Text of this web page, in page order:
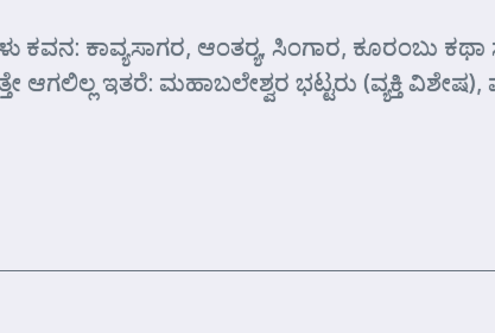
ಕವನ: ಕಾವ್ಯಸಾಗರ, ಆಂತರ್‍ಯ, ಸಿಂಗಾರ, ಕೂರಂಬು
ಆಗಲಿಲ್ಲ ಇತರೆ: ಮಹಾಬಲೇಶ್ವರ ಭಟ್ಟರು (ವ್ಯಕ್ತಿ